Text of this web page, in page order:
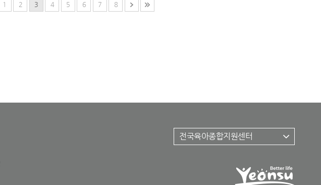
1 2 3 4 5 6 7 8
전국육아종합지원센터